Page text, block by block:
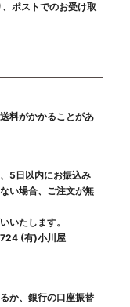
ポストでのお受け取
料がかかることがあ
5日以内にお振込み
い場合、ご注文が無
いたします。
(有)小川屋
か、銀行の口座振替